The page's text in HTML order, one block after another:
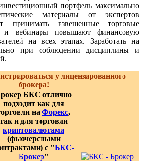
портфель максимально
материалы от экспертов
принимать взвешенные торговые
и вебинары повышают финансовую
на всех этапах. Заработать на
при соблюдении дисциплины и
у лицензированного
брокера!
БКС отлично
подходит как для
на Форекс,
так и для торговли
криптовалютами
(фьючерсными
с "БКС-
Брокер"